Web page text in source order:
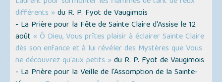
différents » du R. P. Fyot de Vaugimois
- La Prière pour la Fête de Sainte Claire d'Assise le 12
août « Ô Dieu, Vous prîtes plaisir à éclairer Sainte Claire
dès son enfance et à lui révéler des Mystères que Vous
ne découvrez qu'aux petits » du R. P. Fyot de Vaugimois
- La Prière pour la Veille de l'Assomption de la Sainte-